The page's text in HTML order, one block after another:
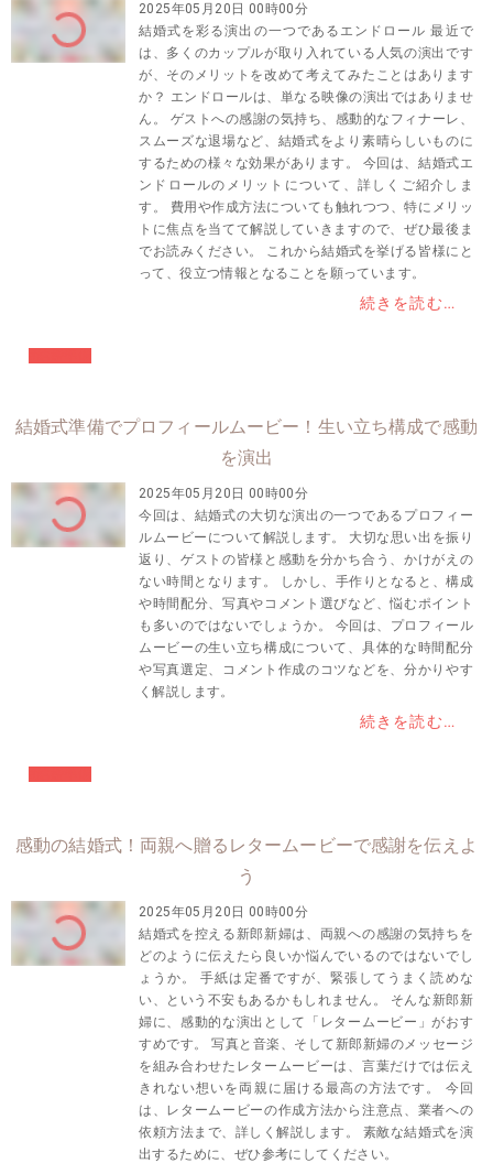
2025年05月20日 00時00分
結婚式を彩る演出の一つであるエンドロール 最近で
は、多くのカップルが取り入れている人気の演出です
が、そのメリットを改めて考えてみたことはあります
か？ エンドロールは、単なる映像の演出ではありませ
ん。 ゲストへの感謝の気持ち、感動的なフィナーレ、
スムーズな退場など、結婚式をより素晴らしいものに
するための様々な効果があります。 今回は、結婚式エ
ンドロールのメリットについて、詳しくご紹介しま
す。 費用や作成方法についても触れつつ、特にメリッ
トに焦点を当てて解説していきますので、ぜひ最後ま
でお読みください。 これから結婚式を挙げる皆様にと
って、役立つ情報となることを願っています。
続きを読む…
結婚式準備でプロフィールムービー！生い立ち構成で感動
を演出
2025年05月20日 00時00分
今回は、結婚式の大切な演出の一つであるプロフィー
ルムービーについて解説します。 大切な思い出を振り
返り、ゲストの皆様と感動を分かち合う、かけがえの
ない時間となります。 しかし、手作りとなると、構成
や時間配分、写真やコメント選びなど、悩むポイント
も多いのではないでしょうか。 今回は、プロフィール
ムービーの生い立ち構成について、具体的な時間配分
や写真選定、コメント作成のコツなどを、分かりやす
く解説します。
続きを読む…
感動の結婚式！両親へ贈るレタームービーで感謝を伝えよ
う
2025年05月20日 00時00分
結婚式を控える新郎新婦は、両親への感謝の気持ちを
どのように伝えたら良いか悩んでいるのではないでし
ょうか。 手紙は定番ですが、緊張してうまく読めな
い、という不安もあるかもしれません。 そんな新郎新
婦に、感動的な演出として「レタームービー」がおす
すめです。 写真と音楽、そして新郎新婦のメッセージ
を組み合わせたレタームービーは、言葉だけでは伝え
きれない想いを両親に届ける最高の方法です。 今回
は、レタームービーの作成方法から注意点、業者への
依頼方法まで、詳しく解説します。 素敵な結婚式を演
出するために、ぜひ参考にしてください。